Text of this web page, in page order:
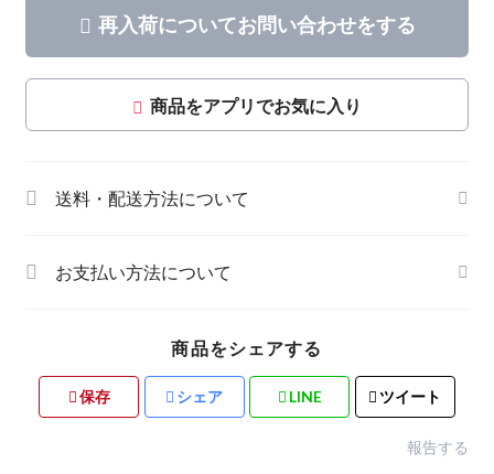
再入荷についてお問い合わせをする
商品をアプリでお気に入り
送料・配送方法について
お支払い方法について
商品をシェアする
保存 シェア LINE ツイート
報告する